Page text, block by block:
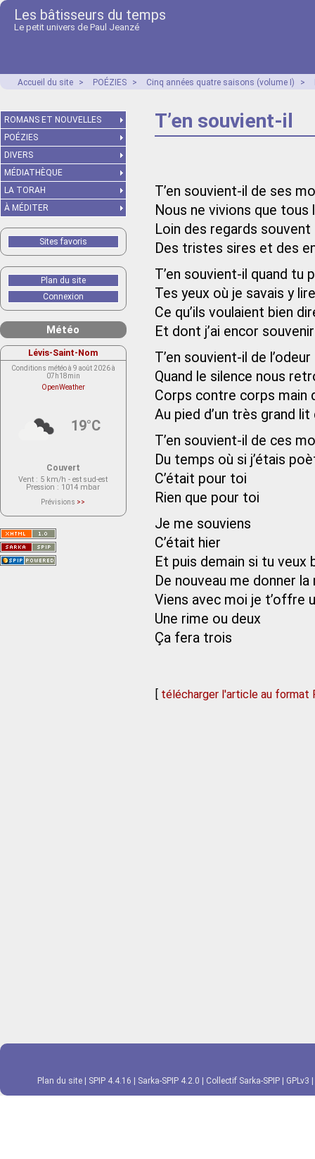
Les bâtisseurs du temps
Le petit univers de Paul Jeanzé
Accueil du site > POÉZIES > Cinq années quatre saisons (volume I) >
T’en souvient-il
T’en souvient-il de ses
Nous ne vivions que tous
Loin des regards
Des tristes sires et des
T’en souvient-il quand tu
Tes yeux où je savais y lire
Ce qu’ils voulaient bien
Et dont j’ai encor souvenir
T’en souvient-il de
Quand le silence nous
Corps contre corps main
Au pied d’un très grand
T’en souvient-il de ces
Du temps où si j’étais
C’était pour toi
Rien que pour toi
Je me souviens
C’était hier
Et puis demain si tu veux
De nouveau me donner la
Viens avec moi je t’offre
Une rime ou deux
Ça fera trois
[ télécharger l'article au format
ROMANS ET NOUVELLES
POÉZIES
DIVERS
MÉDIATHÈQUE
LA TORAH
À MÉDITER
Sites favoris
Plan du site
Connexion
Météo
Lévis-Saint-Nom
Conditions météo à 9 août 2026 à
07h18min
OpenWeather
19°C
Couvert
Vent : 5 km/h - est sud-est
Pression : 1014 mbar
Prévisions >>
actuellement aucune prévision
Saint-Nom.
Veuillez consulter le message du
service ci-dessous.
(401 - Invalid API key. Please see
https://openweathermap.org/faq#error401
Plan du site SPIP 4.4.16 Sarka-SPIP 4.2.0 Collectif Sarka-SPIP GPLv3